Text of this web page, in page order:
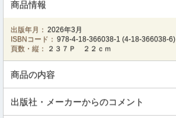
商品情報
出版年月： 2026年3月
ISBNコード： 978-4-18-366038-1 (4-18-366038-6)
頁数・縦：
２３７Ｐ ２２ｃｍ
商品の内容
出版社・メーカーからのコメント